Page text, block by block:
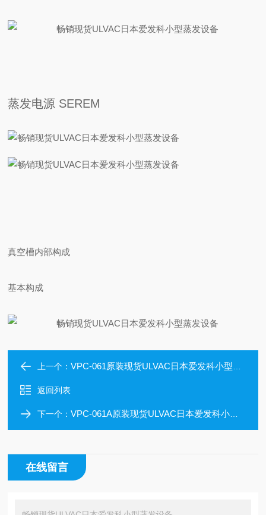
蒸发电源 SEREM
真空槽内部构成
基本构成
上一个：VPC-061原装现货ULVAC日本爱发科小型蒸发设备
返回列表
下一个：VPC-061A原装现货ULVAC日本爱发科小型蒸发设备
在线留言